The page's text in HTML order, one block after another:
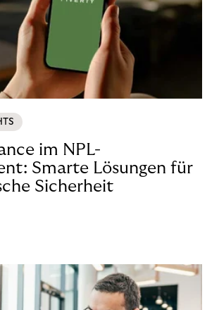
im NPL-
Smarte Lösungen für
Sicherheit